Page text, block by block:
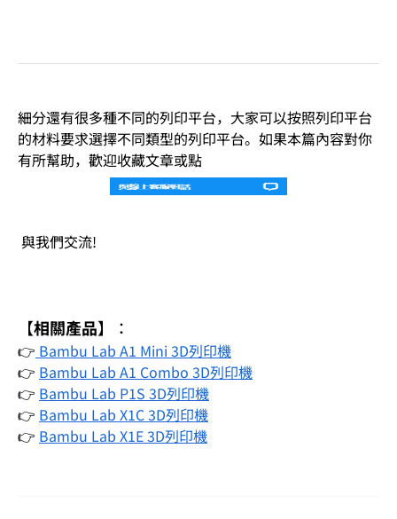
細分還有很多種不同的列印平台，大家可以按照列印平台
的材料要求選擇不同類型的列印平台。如果本篇內容對你
有所幫助，歡迎收藏文章或點
與我們交流!
【相關產品】：
👉 Bambu Lab A1 Mini 3D列印機
👉 Bambu Lab A1 Combo 3D列印機
👉 Bambu Lab P1S 3D列印機
👉 Bambu Lab X1C 3D列印機
👉 Bambu Lab X1E 3D列印機